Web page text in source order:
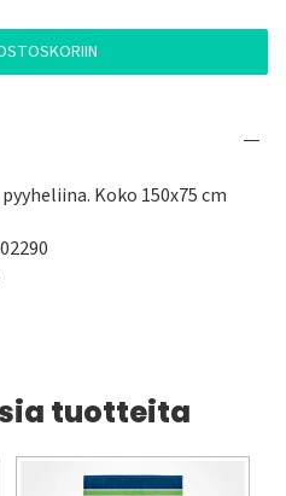
Koko 150x75 cm
tuotteita